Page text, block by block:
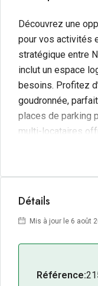
Découvrez une
pour vos activités
stratégique entre
inclut un espace
besoins. Profitez
goudronnée,
places de parking
multi-locataires
garantissant une
manquez pas
desservi.
Détails
Mis à jour le 6 août
Référence: